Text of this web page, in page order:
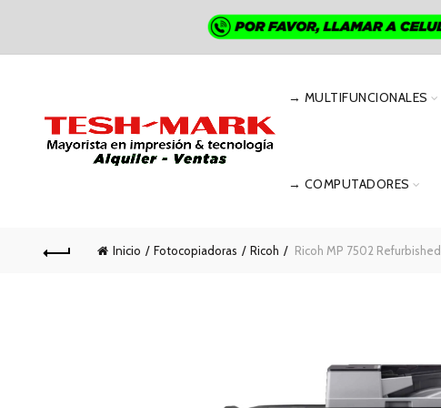
→ MULTIFUNCIONALES
→ COMPUTADORES
Inicio Fotocopiadoras Ricoh Ricoh MP 7502 Refurbished